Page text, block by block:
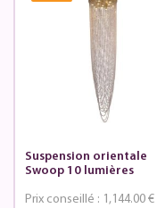
Suspension orientale
Swoop 10 lumières
Prix conseillé : 1,144.00 €